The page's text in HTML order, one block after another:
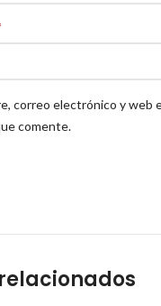
correo electrónico y web
comente.